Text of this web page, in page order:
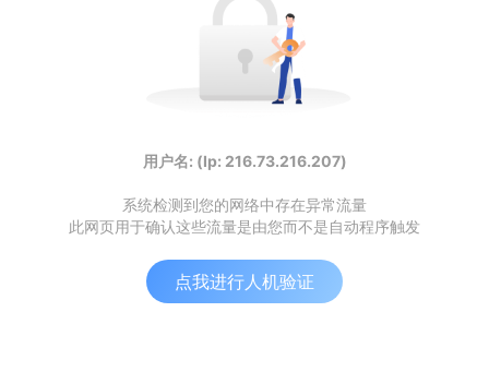
用户名: (Ip: 216.73.216.207)
系统检测到您的网络中存在异常流量
此网页用于确认这些流量是由您而不是自动程序触发
点我进行人机验证